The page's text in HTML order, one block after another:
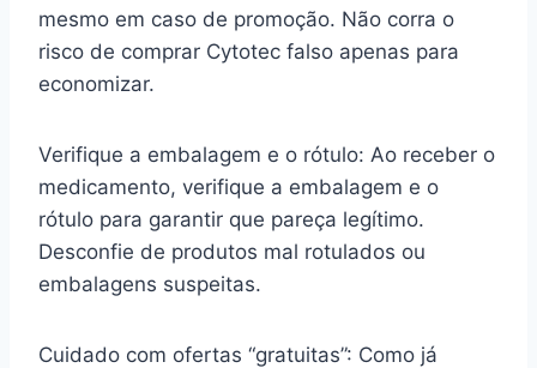
mesmo em caso de promoção. Não corra o
risco de comprar Cytotec falso apenas para
economizar.
Verifique a embalagem e o rótulo: Ao receber o
medicamento, verifique a embalagem e o
rótulo para garantir que pareça legítimo.
Desconfie de produtos mal rotulados ou
embalagens suspeitas.
Cuidado com ofertas “gratuitas”: Como já